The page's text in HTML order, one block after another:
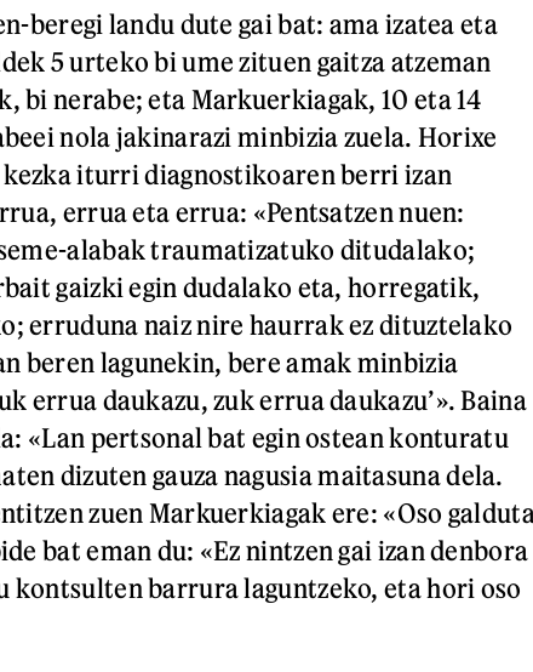
beregi landu dute gai bat: ama izatea eta
5 urteko bi ume zituen gaitza atzeman
bi nerabe; eta Markuerkiagak, 10 eta 14
nola jakinarazi minbizia zuela. Horixe
kezka iturri diagnostikoaren berri izan
errua eta errua: «Pentsatzen nuen:
alabak traumatizatuko ditudalako;
gaizki egin dudalako eta, horregatik,
erruduna naiz nire haurrak ez dituztelako
beren lagunekin, bere amak minbizia
errua daukazu, zuk errua daukazu’». Baina
«Lan pertsonal bat egin ostean konturatu
dizuten gauza nagusia maitasuna dela.
zuen Markuerkiagak ere: «Oso
bat eman du: «Ez nintzen gai izan denbora
kontsulten barrura laguntzeko, eta hori oso